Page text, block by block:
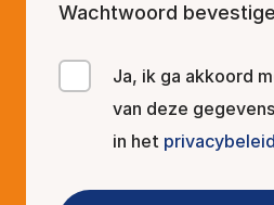
Wachtwoord
ConsentJa, ik ga akkoord
van deze
in het privacybeleid